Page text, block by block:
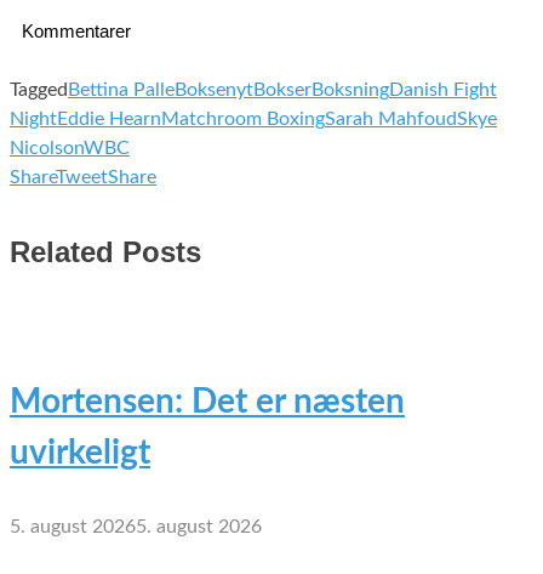
Kommentarer
Tagged Bettina PalleBoksenytBokserBoksningDanish Fight
NightEddie HearnMatchroom BoxingSarah MahfoudSkye
NicolsonWBC
ShareTweetShare
Related Posts
Mortensen: Det er næsten
uvirkeligt
5. august 20265. august 2026